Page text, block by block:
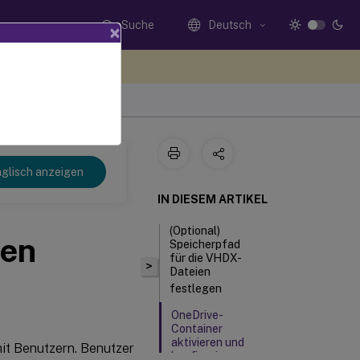
Suche Deutsch
anzeigen
Benutzern. Benutzer
>
IN DIESEM ARTIKEL
(Optional)
Speicherpfad
für die VHDX-
Dateien
festlegen
OneDrive-
Container
aktivieren und
konfigurieren
×